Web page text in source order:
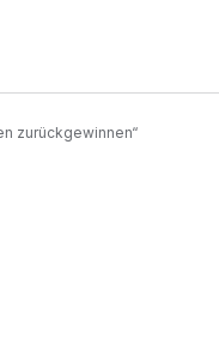
zurückgewinnen“